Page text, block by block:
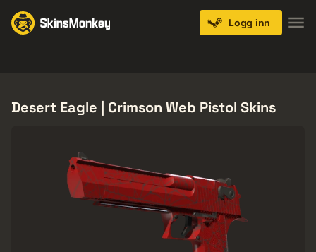
Logg inn
Desert Eagle | Crimson Web Pistol Skins